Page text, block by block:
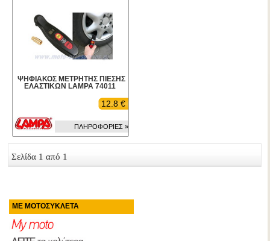
ΨΗΦΙΑΚΟΣ ΜΕΤΡΗΤΗΣ ΠΙΕΣΗΣ
ΕΛΑΣΤΙΚΩΝ LAMPA 74011
12.8 €
ΠΛΗΡΟΦΟΡΙΕΣ »
Σελίδα 1 από 1
ΜΕ ΜΟΤΟΣΥΚΛΕΤΑ